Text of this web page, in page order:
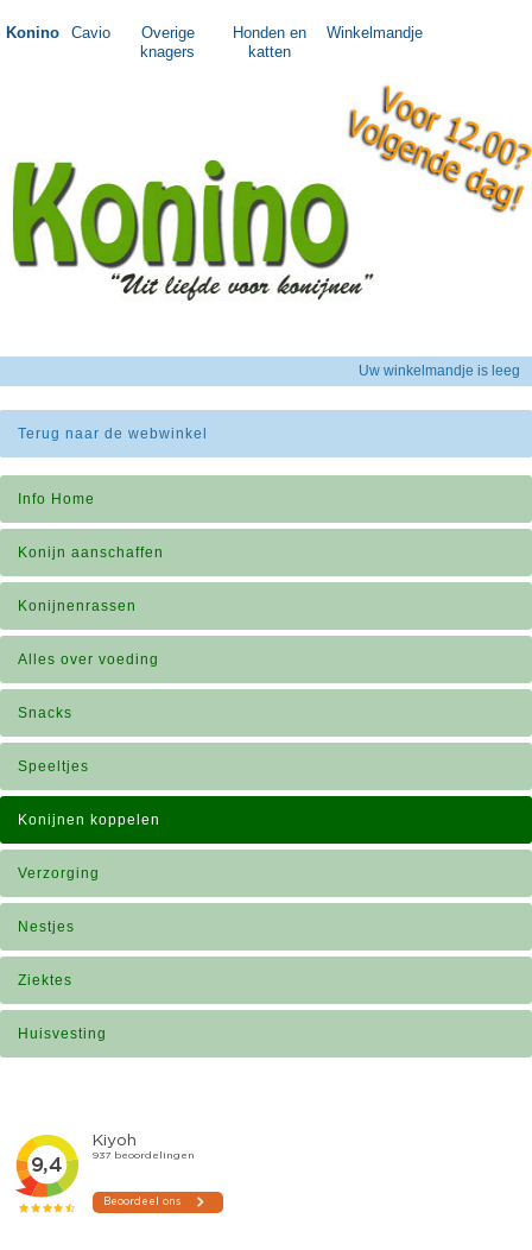
Konino Cavio
Overige
knagers
Honden en
katten
Winkelmandje
Uw winkelmandje is leeg
Terug naar de webwinkel
Info Home
Konijn aanschaffen
Konijnenrassen
Alles over voeding
Snacks
Speeltjes
Konijnen koppelen
Verzorging
Nestjes
Ziektes
Huisvesting